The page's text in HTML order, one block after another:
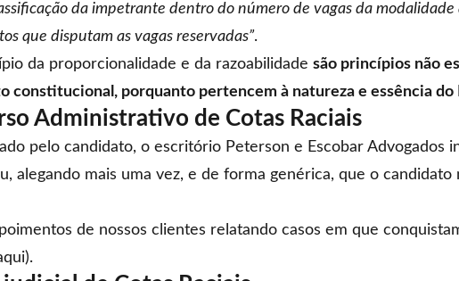
da impetrante dentro do número de vagas da
que disputam as vagas reservadas”.
da proporcionalidade e da razoabilidade são princípios não
constitucional, porquanto pertencem à natureza e essência
Administrativo de Cotas Raciais
pelo candidato, o escritório Peterson e Escobar Advogados
alegando mais uma vez, e de forma genérica, que o candidato
de nossos clientes relatando casos em que
).